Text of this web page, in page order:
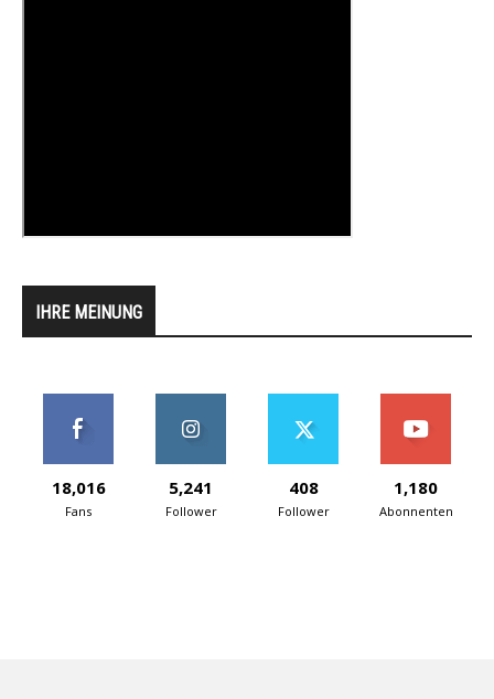
IHRE MEINUNG
18,016
Fans
5,241
Follower
408
Follower
1,180
Abonnenten